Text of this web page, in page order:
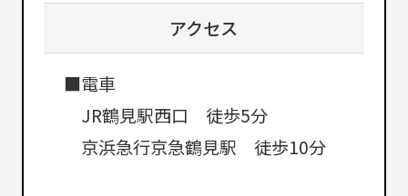
アクセス
■電車
JR鶴見駅西口 徒歩5分
京浜急行京急鶴見駅 徒歩10分